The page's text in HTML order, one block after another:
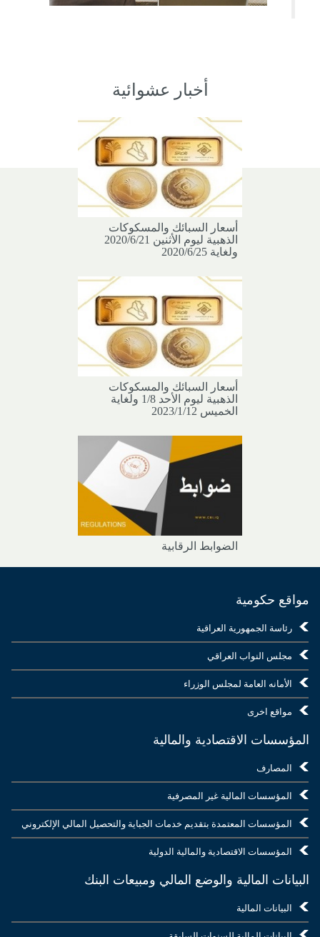
أخبار عشوائية
أسعار السبائك والمسكوكات
الذهبية ليوم الأثنين 2020/6/21
ولغاية 2020/6/25
أسعار السبائك والمسكوكات
الذهبية ليوم الأحد 1/8 ولغاية
الخميس 2023/1/12
الضوابط الرقابية
مواقع حكومية
رئاسة الجمهورية العراقية
مجلس النواب العراقي
الأمانه العامة لمجلس الوزراء
مواقع اخرى
المؤسسات الاقتصادية والمالية
المصارف
المؤسسات المالية غير المصرفية
المؤسسات المعتمدة بتقديم خدمات الجباية والتحصيل المالي الإلكتروني
المؤسسات الاقتصادية والمالية الدولية
البيانات المالية والوضع المالي ومبيعات البنك
البيانات المالية